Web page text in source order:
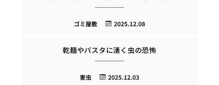
2025.12.08
ゴミ屋敷
乾麺やパスタに湧く虫の恐怖
2025.12.03
害虫